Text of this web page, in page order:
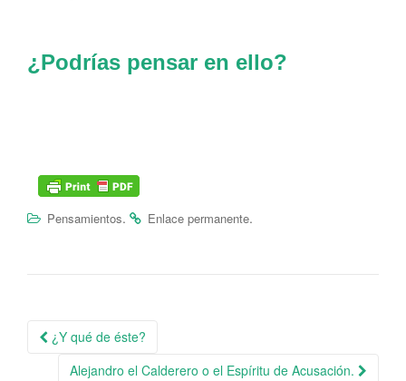
¿Podrías pensar en ello?
Pensamientos. Enlace permanente.
Navegación de la entrada
¿Y qué de éste?
Alejandro el Calderero o el Espíritu de Acusación.